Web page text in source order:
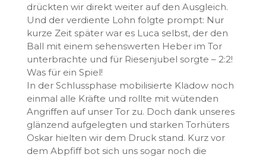
drückten wir direkt weiter auf den Ausgleich.
Und der verdiente Lohn folgte prompt: Nur
kurze Zeit später war es Luca selbst, der den
Ball mit einem sehenswerten Heber im Tor
unterbrachte und für Riesenjubel sorgte – 2:2!
Was für ein Spiel!
​In der Schlussphase mobilisierte Kladow noch
einmal alle Kräfte und rollte mit wütenden
Angriffen auf unser Tor zu. Doch dank unseres
glänzend aufgelegten und starken Torhüters
Oskar hielten wir dem Druck stand. Kurz vor
dem Abpfiff bot sich uns sogar noch die